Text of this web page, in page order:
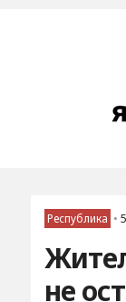
Республика •
не